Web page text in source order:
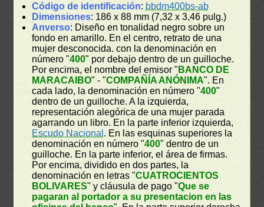
Código de identificación: bbdm400bs-ab
Dimensiones: 186 x 88 mm (7,32 x 3,46 pulg.)
Anverso: Diseño en tonalidad negro sobre un
fondo en amarillo. En el centro, retrato de una
mujer desconocida. con la denominación en
número "400" por debajo dentro de un guilloche.
Por encima, el nombre del emisor " BANCO DE
MARACAIBO" - "COMPAÑÍA ANÓNIMA". En
cada lado, la denominación en número "400"
dentro de un guilloche. A la izquierda,
representación alegórica de una mujer parada
agarrando un libro. En la parte inferior izquierda,
Escudo Nacional . En las esquinas superiores la
denominación en número "400" dentro de un
guilloche. En la parte inferior, el área de firmas.
Por encima, dividido en dos partes, la
denominación en letras "CUATROCIENTOS
BOLIVARES" y cláusula de pago "Que se
pagaran al portador a su presentacion en las